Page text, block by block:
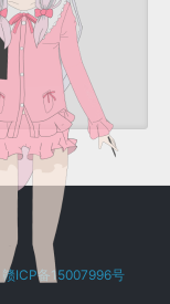
赣ICP备15007996号